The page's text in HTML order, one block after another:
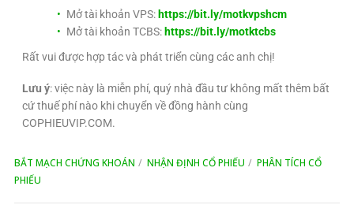
Mở tài khoản VPS: https://bit.ly/motkvpshcm
Mở tài khoản TCBS: https://bit.ly/motktcbs
Rất vui được hợp tác và phát triển cùng các anh chị!
Lưu ý: việc này là miễn phí, quý nhà đầu tư không mất thêm bất
cứ thuế phí nào khi chuyển về đồng hành cùng
COPHIEUVIP.COM.
BẮT MẠCH CHỨNG KHOÁN NHẬN ĐỊNH CỔ PHIẾU
PHÂN TÍCH CỔ
PHIẾU